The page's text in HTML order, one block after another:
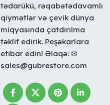
tədarükü, rəqabətədavamlı
qiymətlər və çevik dünya
miqyasında çatdırılma
təklif edirik. Peşəkarlara
etibar edin! Əlaqə: ✉
sales@gubrestore.com